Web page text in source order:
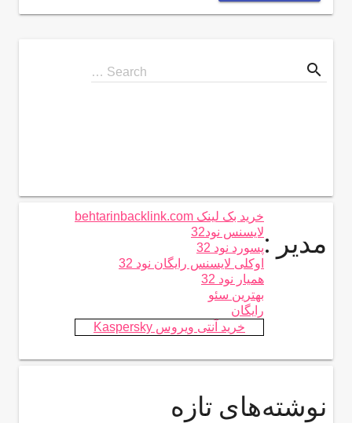
Search
for
Search … search
مدیر :
خرید بک لینک behtarinbacklink.com
لایسنس نود32
پسورد نود 32
اوکلی لایسنس رایگان نود 32
همیار نود 32
بهترین سئو
رایگان
خرید آنتی ویروس Kaspersky
نوشته‌های تازه